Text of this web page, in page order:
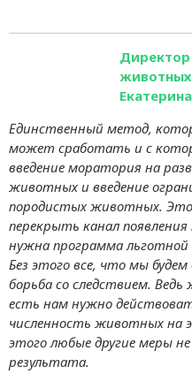
Единственный метод,
может сработать и с
введение моратория на
животных и введение
породистых животных.
перекрыть канал
нужна программа льготной
Без этого все, что мы
борьба со следствием.
есть нам нужно
численность животных на
этого любые другие меры
результата.